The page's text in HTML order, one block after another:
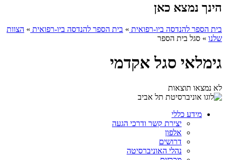
הינך נמצא כאן
בית הספר להנדסה ביו-רפואית » בית הספר להנדסה ביו-רפואית » הצוות
שלנו » סגל בית הספר
גימלאי סגל אקדמי
לא נמצאו תוצאות
מידע כללי
יצירת קשר ודרכי הגעה
אלפון
דרושים
נהלי האוניברסיטה